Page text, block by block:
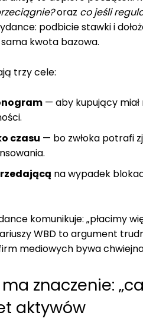
oraz co jeśli
podbicie stawki i
kwota bazowa.
trzy cele:
— aby kupujący
czasu — bo zwłoka potrafi
na wypadek
komunikuje: „płacimy
WBD to argument
mediowych bywa
znaczenie:
aktywów